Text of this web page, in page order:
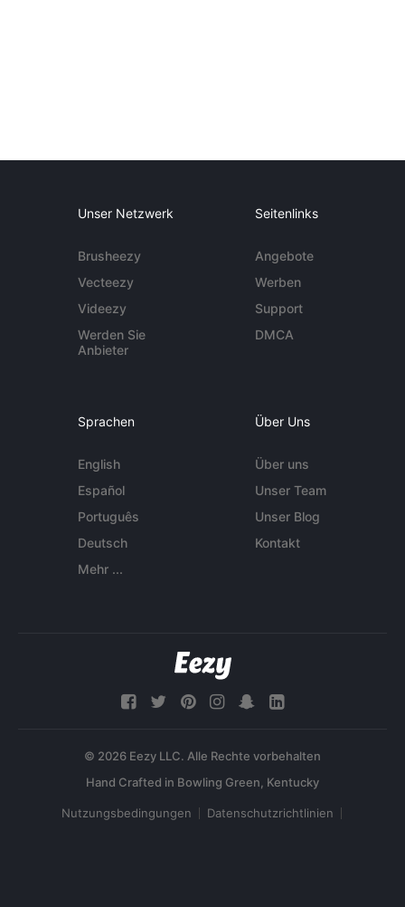
Unser Netzwerk
Brusheezy
Vecteezy
Videezy
Werden Sie
Anbieter
Seitenlinks
Angebote
Werben
Support
DMCA
Sprachen
English
Español
Português
Deutsch
Mehr ...
Über Uns
Über uns
Unser Team
Unser Blog
Kontakt
© 2026 Eezy LLC. Alle Rechte vorbehalten
Nutzungsbedingungen Datenschutzrichtlinien